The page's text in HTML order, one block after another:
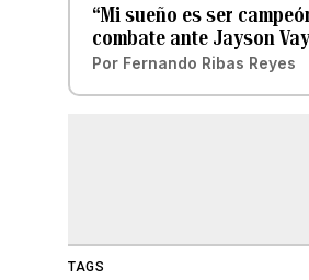
“Mi sueño es ser
combate ante Jayson
Por Fernando Ribas Reyes
TAGS